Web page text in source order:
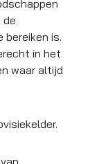
de
is.
in het
waar altijd